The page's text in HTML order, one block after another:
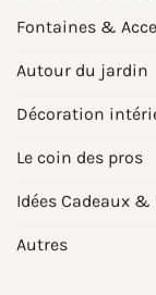
Fontaines &
Autour du jardin
Décoration
Le coin des pros
Idées Cadeaux
Autres